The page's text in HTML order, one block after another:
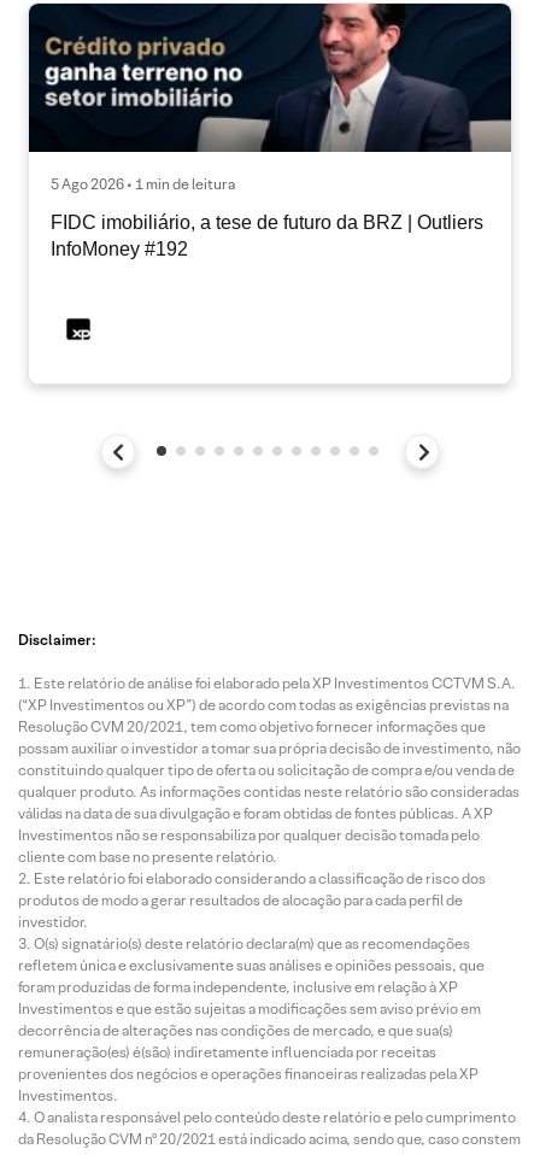
5 Ago 2026 • 1 min de leitura
FIDC imobiliário, a tese de futuro da BRZ | Outliers
InfoMoney #192
Disclaimer:
Este relatório de análise foi elaborado pela XP Investimentos CCTVM S.A.
(“XP Investimentos ou XP”) de acordo com todas as exigências previstas na
Resolução CVM 20/2021, tem como objetivo fornecer informações que
possam auxiliar o investidor a tomar sua própria decisão de investimento, não
constituindo qualquer tipo de oferta ou solicitação de compra e/ou venda de
qualquer produto. As informações contidas neste relatório são consideradas
válidas na data de sua divulgação e foram obtidas de fontes públicas. A XP
Investimentos não se responsabiliza por qualquer decisão tomada pelo
cliente com base no presente relatório.
Este relatório foi elaborado considerando a classificação de risco dos
produtos de modo a gerar resultados de alocação para cada perfil de
investidor.
O(s) signatário(s) deste relatório declara(m) que as recomendações
refletem única e exclusivamente suas análises e opiniões pessoais, que
foram produzidas de forma independente, inclusive em relação à XP
Investimentos e que estão sujeitas a modificações sem aviso prévio em
decorrência de alterações nas condições de mercado, e que sua(s)
remuneração(es) é(são) indiretamente influenciada por receitas
provenientes dos negócios e operações financeiras realizadas pela XP
Investimentos.
O analista responsável pelo conteúdo deste relatório e pelo cumprimento
da Resolução CVM nº 20/2021 está indicado acima, sendo que, caso constem